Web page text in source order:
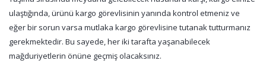
ulaştığında, ürünü kargo görevlisinin yanında kontrol etmeniz ve
eğer bir sorun varsa mutlaka kargo görevlisine tutanak tutturmanız
gerekmektedir. Bu sayede, her iki tarafta yaşanabilecek
mağduriyetlerin önüne geçmiş olacaksınız.